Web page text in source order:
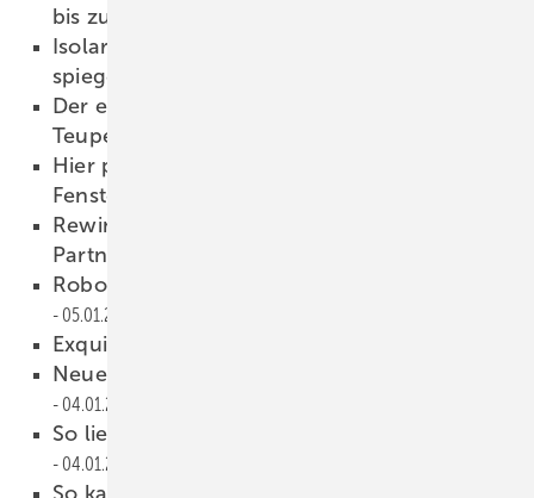
bis zu 15 % Umsatzplus
Isolar: Diese Glasfassade in Innsbruck
spiegelt die Alpen
Der etwas andere Transporter von TGT
Teupen
Hier positioniert der Roboter das Glas im
Fenster-Rahmen
Rewindo gewinnt Gayko für das Premium-
Partner-Netzwerk
Robotergestütztes Kantenschleifen
05.01.2023
Exquisit im Freien speisen
Neues Familienmitglied startet durch
04.01.2023
So lief das Fachforum „barrierefre ies Bauen“
04.01.2023
So kann man Fenster auf der Baustelle